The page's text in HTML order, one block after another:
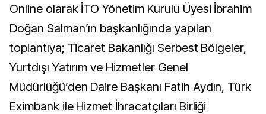
Online olarak İTO Yönetim Kurulu Üyesi İbrahim
Doğan Salman’ın başkanlığında yapılan
toplantıya; Ticaret Bakanlığı Serbest Bölgeler,
Yurtdışı Yatırım ve Hizmetler Genel
Müdürlüğü’den Daire Başkanı Fatih Aydın, Türk
Eximbank ile Hizmet İhracatçıları Birliği